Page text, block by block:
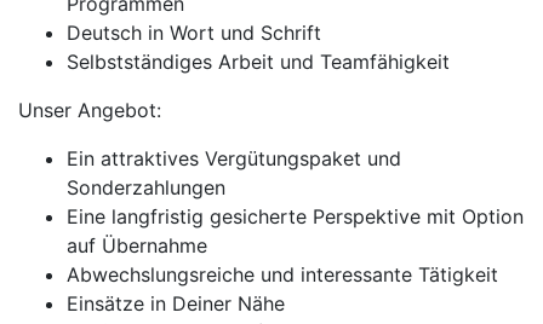
Deutsch in Wort und Schrift
Selbstständiges Arbeit und Teamfähigkeit
Unser Angebot:
Ein attraktives Vergütungspaket und
Sonderzahlungen
Eine langfristig gesicherte Perspektive mit Option
auf Übernahme
Abwechslungsreiche und interessante Tätigkeit
Einsätze in Deiner Nähe